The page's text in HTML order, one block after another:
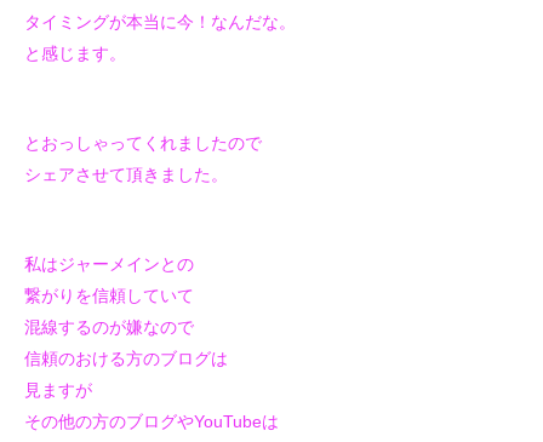
タイミングが本当に今！なんだな。
と感じます。
とおっしゃってくれましたので
シェアさせて頂きました。
私はジャーメインとの
繋がりを信頼していて
混線するのが嫌なので
信頼のおける方のブログは
見ますが
その他の方のブログやYouTubeは